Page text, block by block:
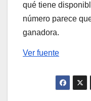
qué tiene
número parece
ganadora.
Ver fuente